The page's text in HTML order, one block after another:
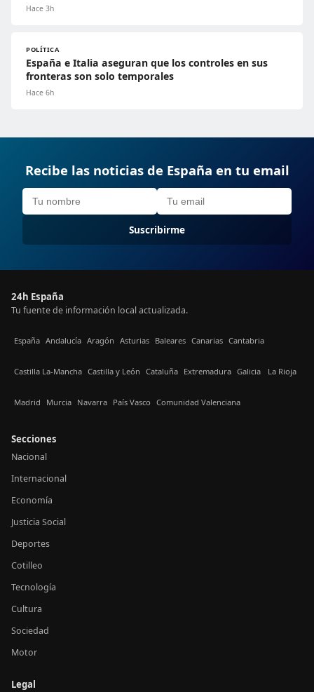
Hace 3h
POLÍTICA
España e Italia aseguran que los controles en sus
fronteras son solo temporales
Hace 6h
Recibe las noticias de España en tu email
Suscribirme
24h España
Tu fuente de información local actualizada.
España Andalucía Aragón Asturias Baleares Canarias Cantabria
Castilla La-Mancha Castilla y León Cataluña Extremadura Galicia La Rioja
Madrid Murcia Navarra País Vasco Comunidad Valenciana
Secciones
Nacional
Internacional
Economía
Justicia Social
Deportes
Cotilleo
Tecnología
Cultura
Sociedad
Motor
Legal